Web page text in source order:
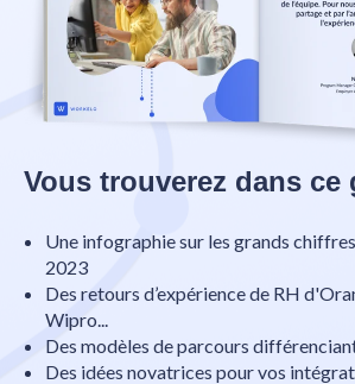
Vous trouverez dans ce
Une infographie sur les grands
2023
Des retours d’expérience de RH
Wipro...
Des modèles de parcours
Des idées novatrices pour vos